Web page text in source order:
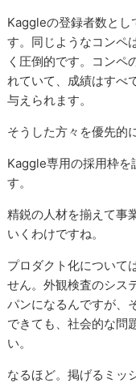
Kaggleの登録者数とし
す。同じようなコンペ
く圧倒的です。コン
れていて、成績はすべ
与えられます。
そうした方々を優先的
Kaggle専用の採用枠を
す。
精鋭の人材を揃えて事
いくわけですね。
プロダクト化について
せん。外観検査のシス
パンになるんですが、
できても、社会的な問
い。
なるほど。掲げるミッ